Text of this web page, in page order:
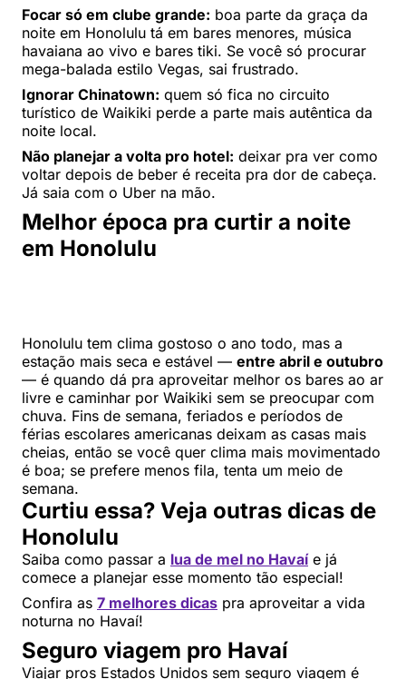
Focar só em clube grande: boa parte da graça da
noite em Honolulu tá em bares menores, música
havaiana ao vivo e bares tiki. Se você só procurar
mega-balada estilo Vegas, sai frustrado.
Ignorar Chinatown: quem só fica no circuito
turístico de Waikiki perde a parte mais autêntica da
noite local.
Não planejar a volta pro hotel: deixar pra ver como
voltar depois de beber é receita pra dor de cabeça.
Já saia com o Uber na mão.
Melhor época pra curtir a noite
em Honolulu
Honolulu tem clima gostoso o ano todo, mas a
estação mais seca e estável — entre abril e outubro
— é quando dá pra aproveitar melhor os bares ao ar
livre e caminhar por Waikiki sem se preocupar com
chuva. Fins de semana, feriados e períodos de
férias escolares americanas deixam as casas mais
cheias, então se você quer clima mais movimentado
é boa; se prefere menos fila, tenta um meio de
semana.
Curtiu essa? Veja outras dicas de
Honolulu
Saiba como passar a lua de mel no Havaíe já
comece a planejar esse momento tão especial!
Confira as 7 melhores dicas pra aproveitar a vida
noturna no Havaí!
Seguro viagem pro Havaí
Viajar pros Estados Unidos sem seguro viagem é